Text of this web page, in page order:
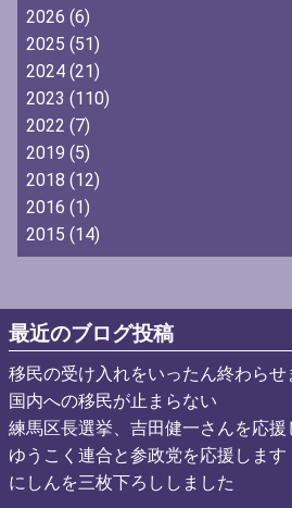
2026 (6)
2025 (51)
2024 (21)
2023 (110)
2022 (7)
2019 (5)
2018 (12)
2016 (1)
2015 (14)
最近のブログ投稿
移民の受け入れをいったん終わらせ
国内への移民が止まらない
練馬区長選挙、吉田健一さんを応援
ゆうこく連合と参政党を応援します
にしんを三枚下ろししました